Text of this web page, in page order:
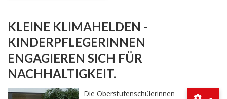
KLEINE KLIMAHELDEN -
KINDERPFLEGERINNEN
ENGAGIEREN SICH FÜR
NACHHALTIGKEIT.
Die Oberstufenschülerinnen